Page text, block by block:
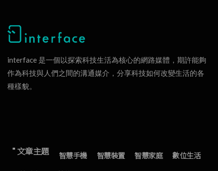
interface 是一個以探索科技生活為核心的網路媒體，期許能夠
作為科技與人們之間的溝通媒介，分享科技如何改變生活的各
種樣貌。
" 文章主題 智慧手機 智慧裝置 智慧家庭
數位生活